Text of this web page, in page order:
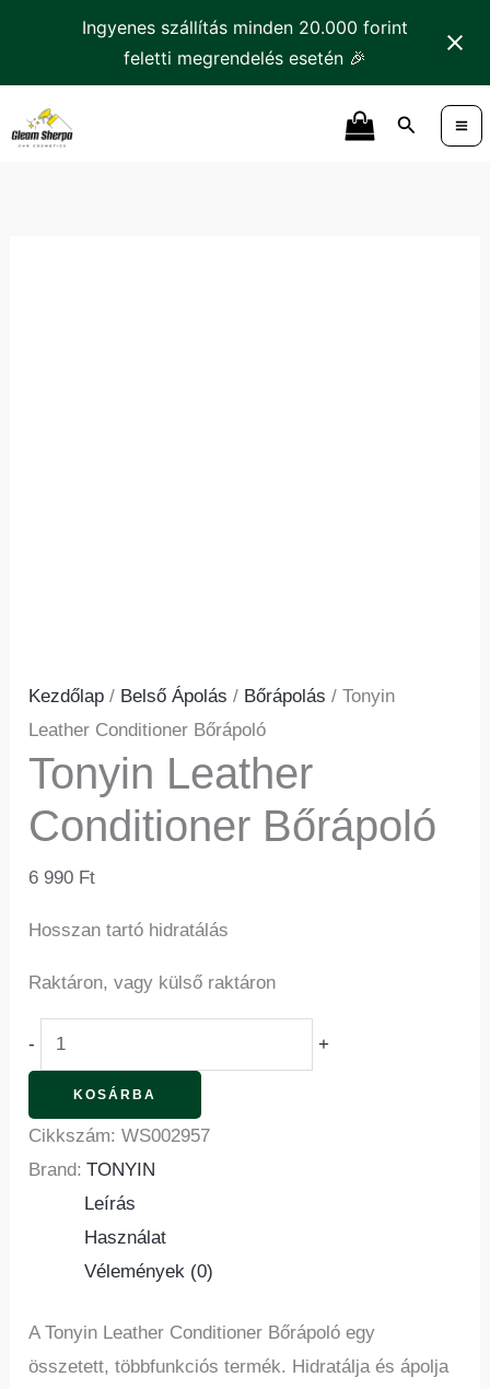
Ingyenes szállítás minden 20.000 forint
feletti megrendelés esetén 🎉
content
Search
Kezdőlap / Belső Ápolás / Bőrápolás / Tonyin
Leather Conditioner Bőrápoló
Tonyin Leather
Conditioner Bőrápoló
6 990 Ft
Hosszan tartó hidratálás
Raktáron, vagy külső raktáron
-
Leather
+
KOSÁRBA
Cikkszám:WS002957
Brand: TONYIN
Leírás
Használat
Vélemények (0)
A Tonyin Leather Conditioner Bőrápoló egy
összetett, többfunkciós termék. Hidratálja és ápolja